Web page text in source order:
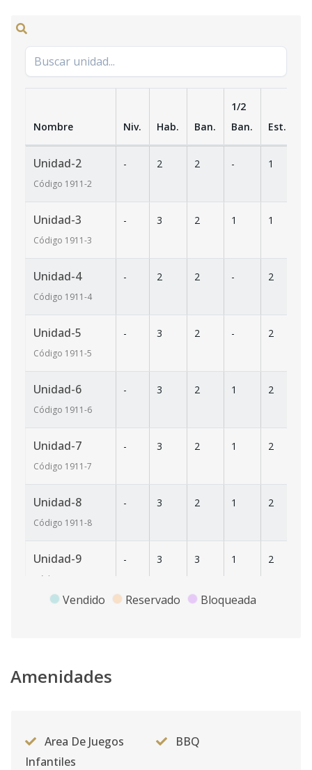
Nombre Niv. Hab. Ban.
1/2
Ban.
Est.
Unidad-2
Código 1911-2
- 2 2 - 1
Unidad-3
Código 1911-3
- 3 2 1 1
Unidad-4
Código 1911-4
- 2 2 - 2
Unidad-5
Código 1911-5
- 3 2 - 2
Unidad-6
Código 1911-6
- 3 2 1 2
Unidad-7
Código 1911-7
- 3 2 1 2
Unidad-8
Código 1911-8
- 3 2 1 2
Unidad-9
Código
- 3 3 1 2
Unidad-1
Vendido Reservado Bloqueada
Amenidades
Area De Juegos
Infantiles
BBQ